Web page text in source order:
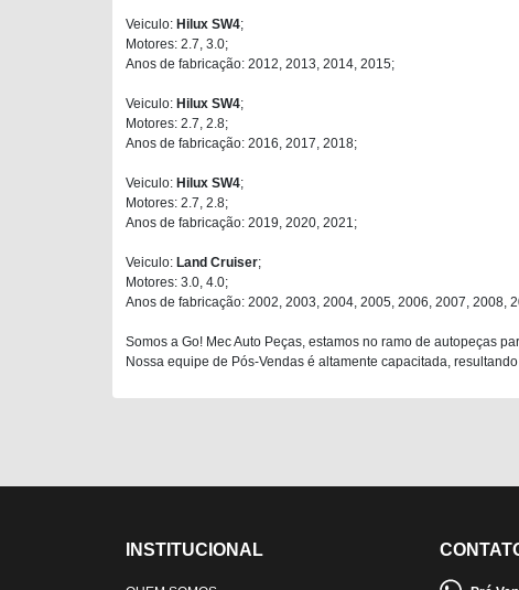
Veiculo: Hilux SW4;
Motores: 2.7, 3.0;
Anos de fabricação: 2012, 2013, 2014, 2015;
Veiculo: Hilux SW4;
Motores: 2.7, 2.8;
Anos de fabricação: 2016, 2017, 2018;
Veiculo: Hilux SW4;
Motores: 2.7, 2.8;
Anos de fabricação: 2019, 2020, 2021;
Veiculo: Land Cruiser;
Motores: 3.0, 4.0;
Anos de fabricação: 2002, 2003, 2004, 2005, 2006, 2007, 2008,
Somos a Go! Mec Auto Peças, estamos no ramo de autopeças
Nossa equipe de Pós-Vendas é altamente capacitada,
INSTITUCIONAL